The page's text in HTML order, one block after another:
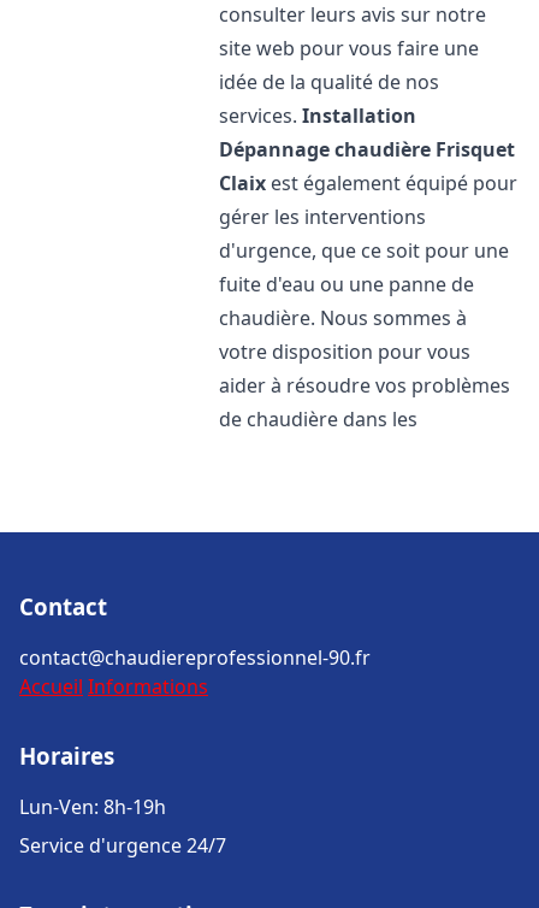
consulter leurs avis sur notre
site web pour vous faire une
idée de la qualité de nos
services.Installation
Dépannage chaudière Frisquet
Claix est également équipé pour
gérer les interventions
d'urgence, que ce soit pour une
fuite d'eau ou une panne de
chaudière. Nous sommes à
votre disposition pour vous
aider à résoudre vos problèmes
de chaudière dans les
Contact
contact@chaudiereprofessionnel-90.fr
Accueil Informations
Horaires
Lun-Ven: 8h-19h
Service d'urgence 24/7